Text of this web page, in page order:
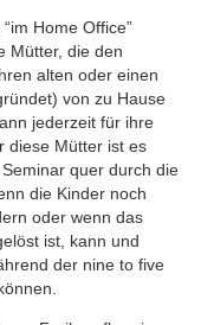
Home Office”
Mütter, die den
alten oder einen
von zu Hause
jederzeit für ihre
diese Mütter ist es
quer durch die
die Kinder noch
oder wenn das
ist, kann und
der nine to five